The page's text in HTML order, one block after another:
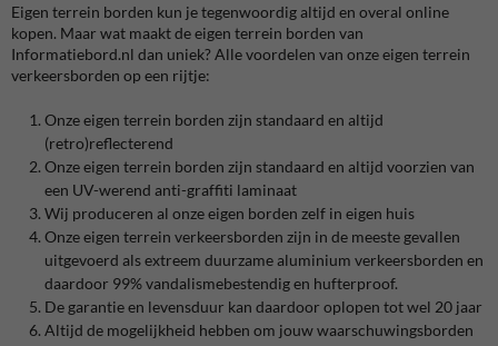
Eigen terrein borden kun je tegenwoordig altijd en overal online
kopen. Maar wat maakt de eigen terrein borden van
Informatiebord.nl dan uniek? Alle voordelen van onze eigen terrein
verkeersborden op een rijtje:
Onze eigen terrein borden zijn standaard en altijd
(retro)reflecterend
Onze eigen terrein borden zijn standaard en altijd voorzien van
een UV-werend anti-graffiti laminaat
Wij produceren al onze eigen borden zelf in eigen huis
Onze eigen terrein verkeersborden zijn in de meeste gevallen
uitgevoerd als extreem duurzame aluminium verkeersborden en
daardoor 99% vandalismebestendig en hufterproof.
De garantie en levensduur kan daardoor oplopen tot wel 20 jaar
Altijd de mogelijkheid hebben om jouw waarschuwingsborden